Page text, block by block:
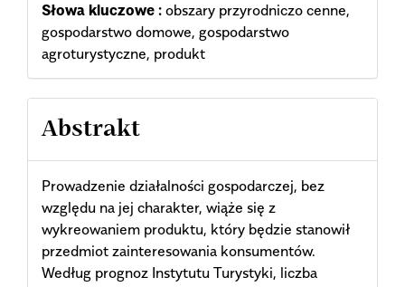
Słowa kluczowe : obszary przyrodniczo cenne,
gospodarstwo domowe, gospodarstwo
agroturystyczne, produkt
Abstrakt
Prowadzenie działalności gospodarczej, bez
względu na jej charakter, wiąże się z
wykreowaniem produktu, który będzie stanowił
przedmiot zainteresowania konsumentów.
Według prognoz Instytutu Turystyki, liczba